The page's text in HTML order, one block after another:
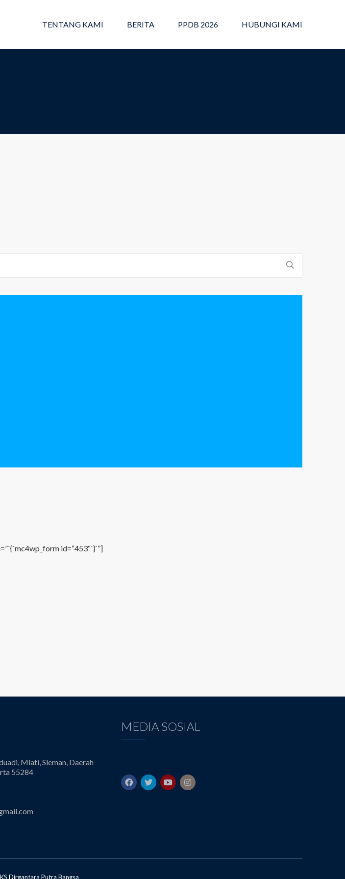
TENTANG KAMI BERITA PPDB 2026 HUBUNGI KAMI
id=“453“`}`”]
Mlati, Sleman, Daerah
55284
MEDIA SOSIAL
Dirgantara Putra Bangsa